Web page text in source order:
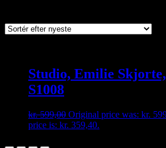
Studio, Emilie
S1008
kr.599,00 Original price was: kr.
price is: kr. 359,40.